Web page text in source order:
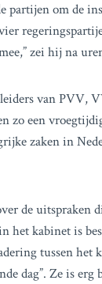
partijen om de
zei hij na
van PVV,
zo een
zaken in
de uitspraken
het kabinet is
tussen
dag”. Ze is